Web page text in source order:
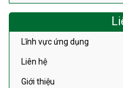
Lĩnh vực ứng dụng
Liên hệ
Giới thiệu